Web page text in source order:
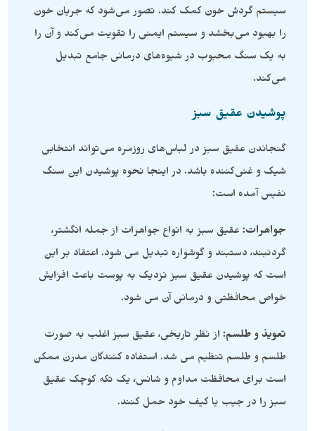
سیستم گردش خون کمک کند. تصور می‌شود که جریان خون
را بهبود می‌بخشد و سیستم ایمنی را تقویت می‌کند و آن را
به یک سنگ محبوب در شیوه‌های درمانی جامع تبدیل
می‌کند.
پوشیدن عقیق سبز
گنجاندن عقیق سبز در لباس‌های روزمره می‌تواند انتخابی
شیک و غنی‌کننده باشد. در اینجا نحوه پوشیدن این سنگ
نفیس آمده است:
جواهرات: عقیق سبز به انواع جواهرات از جمله انگشتر،
گردنبند، دستبند و گوشواره تبدیل می شود. اعتقاد بر این
است که پوشیدن عقیق سبز نزدیک به پوست باعث افزایش
خواص محافظتی و درمانی آن می شود.
تعویذ و طلسم: از نظر تاریخی، عقیق سبز اغلب به صورت
طلسم و طلسم تنظیم می شد. استفاده کنندگان مدرن ممکن
است برای محافظت مداوم و شانس، یک تکه کوچک عقیق
سبز را در جیب یا کیف خود حمل کنند.